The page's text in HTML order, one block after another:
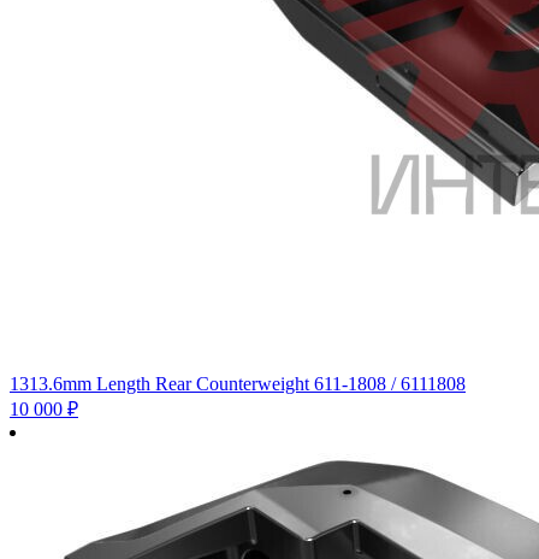
1313.6mm Length Rear Counterweight 611-1808 / 6111808
10 000 ₽